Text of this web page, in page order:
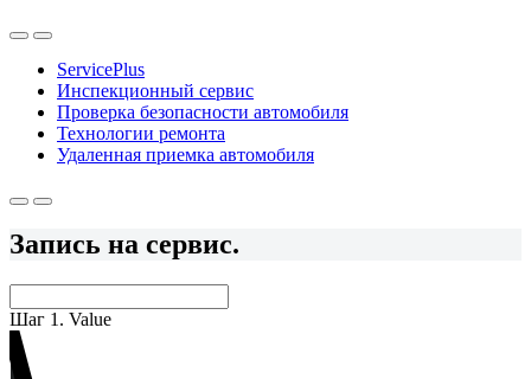
ServicePlus
Инспекционный сервис
Проверка безопасности автомобиля
Технологии ремонта
Удаленная приемка автомобиля
Запись на сервис.
Шаг 1. Value